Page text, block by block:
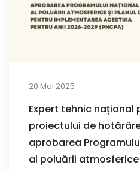
20 Mai 2025
Expert tehnic național
proiectului de
aprobarea
al poluării atmosferice